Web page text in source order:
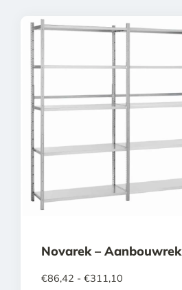
Novarek – Aanbouwrek
€86,42 - €311,10Prijsklasse: